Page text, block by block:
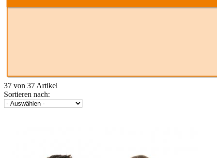
37 von 37 Artikel
Sortieren nach: